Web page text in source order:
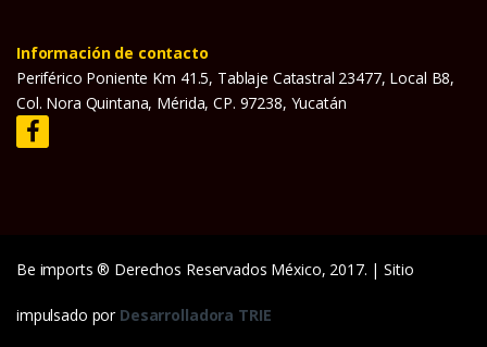
Información de contacto
Periférico Poniente Km 41.5, Tablaje Catastral 23477, Local B8,
Col. Nora Quintana, Mérida, CP. 97238, Yucatán
Be imports ® Derechos Reservados México, 2017. | Sitio
impulsado por Desarrolladora TRIE